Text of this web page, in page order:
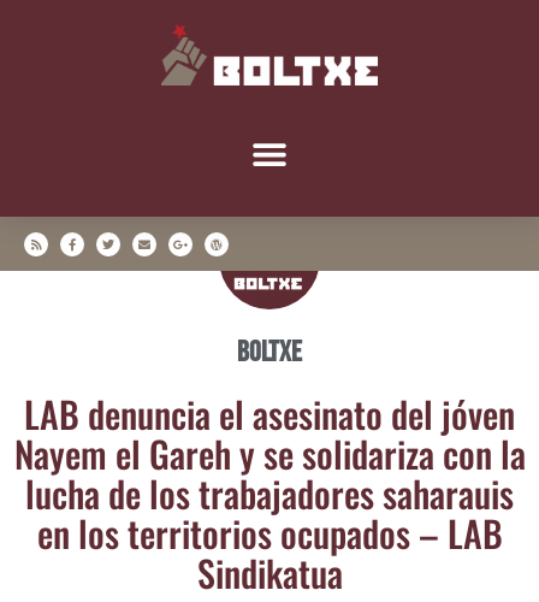
Boltxe
LAB denun­cia el ase­si­na­to del jóven
Nayem el Gareh y se soli­da­ri­za con la
lucha de los tra­ba­ja­do­res saha­rauis
en los terri­to­rios ocu­pa­dos – LAB
Sindikatua